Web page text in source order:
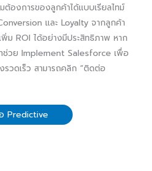
ต้องการของลูกค้าได้แบบเรียลไทม์
และ Loyalty จากลูกค้า
พิ่ม ROI ได้อย่างมีประสิทธิภาพ หาก
ช่วย Implement Salesforce เพื่อ
รวดเร็ว สามารถคลิก “ติดต่อ
Predictive